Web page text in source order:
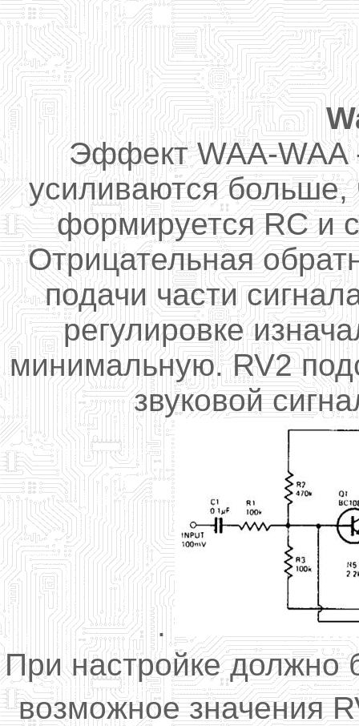
Эффект WAA-WAA
усиливаются больше,
формируетсяRCи
Отрицательная
подачи части
регулировке
минимальную.RV2
звуковой
.
При настройке должно
возможное значения